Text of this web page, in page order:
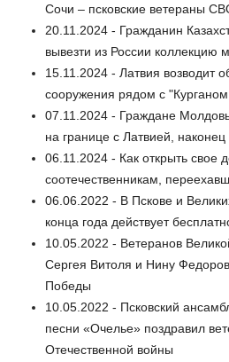
Сочи – псковские ветераны
20.11.2024 - Гражданин
вывезти из России коллекцию
15.11.2024 - Латвия возводит
сооружения рядом с
07.11.2024 - Граждане
на границе с Латвией,
06.11.2024 - Как открыть свое
соотечественникам,
06.06.2022 - В Пскове и
конца года действует
10.05.2022 - Ветеранов
Сергея Витоля и Нину
Победы
10.05.2022 - Псковский
песни «Очелье» поздравил
Отечественной войны